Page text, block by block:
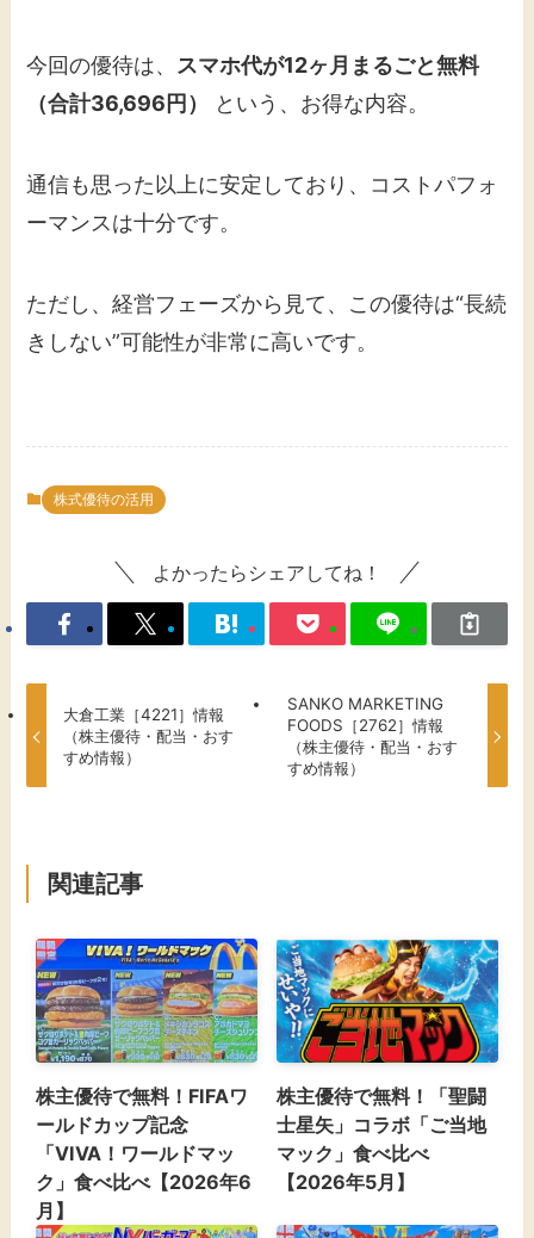
今回の優待は、 スマホ代が12ヶ月まるごと無料
（合計36,696円）
という、お得な内容。
通信も思った以上に安定しており、コストパフォ
ーマンスは十分です。
ただし、経営フェーズから見て、この優待は“長続
きしない”可能性が非常に高いです。
株式優待の活用
よかったらシェアしてね！
大倉工業［4221］情報
（株主優待・配当・おす
すめ情報）
SANKO MARKETING
FOODS［2762］情報
（株主優待・配当・おす
すめ情報）
関連記事
株主優待で無料！FIFAワ
ールドカップ記念
「VIVA！ワールドマッ
ク」食べ比べ【2026年6
月】
株主優待で無料！「聖闘
士星矢」コラボ「ご当地
マック」食べ比べ
【2026年5月】